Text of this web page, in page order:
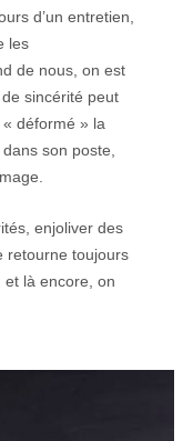
d’un entretien,
les
de nous, on est
sincérité peut
déformé » la
son poste,
enjoliver des
retourne toujours
et là encore, on